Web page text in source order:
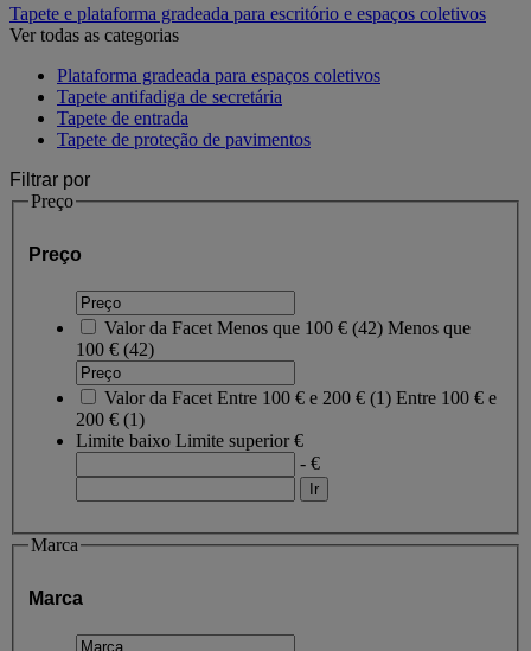
Tapete e plataforma gradeada para escritório e espaços coletivos
Ver todas as categorias
Plataforma gradeada para espaços coletivos
Tapete antifadiga de secretária
Tapete de entrada
Tapete de proteção de pavimentos
Filtrar por
Preço
Preço
Valor da Facet Menos que 100 € (42) Menos que
100 € (42)
Valor da Facet Entre 100 € e 200 € (1) Entre 100 € e
200 € (1)
Limite baixo Limite superior€
- €
Marca
Marca